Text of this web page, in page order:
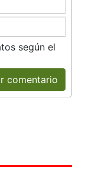
según el
comentario